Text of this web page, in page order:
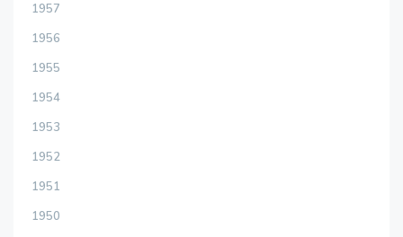
1957
1956
1955
1954
1953
1952
1951
1950